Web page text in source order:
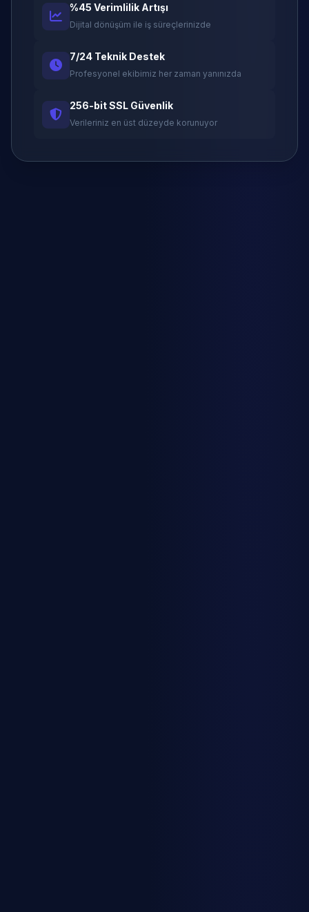
%45 Verimlilik Artışı
Dijital dönüşüm ile iş süreçlerinizde
7/24 Teknik Destek
Profesyonel ekibimiz her zaman yanınızda
256-bit SSL Güvenlik
Verileriniz en üst düzeyde korunuyor